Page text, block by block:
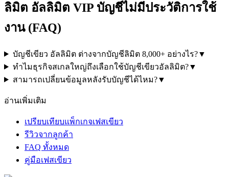
ลิมิต อัลลิมิต VIP บัญชีไม่มีประวัติการใช้
งาน(FAQ)
บัญชีเขียว อัลลิมิต ต่างจากบัญชีลิมิต 8,000+ อย่างไร?▼
ทำไมธุรกิจสเกลใหญ่ถึงเลือกใช้บัญชีเขียวอัลลิมิต?▼
สามารถเปลี่ยนข้อมูลหลังรับบัญชีได้ไหม?▼
อ่านเพิ่มเติม
เปรียบเทียบแพ็กเกจเฟสเขียว
รีวิวจากลูกค้า
FAQ ทั้งหมด
คู่มือเฟสเขียว